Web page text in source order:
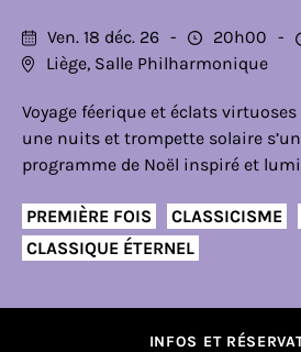
Ven. 18 déc. 26 20h00
Liège, Salle Philharmonique
Voyage féerique et éclats
une nuits et trompette solaire
programme de Noël inspiré et
PREMIÈRE FOIS CLASSICISME
CLASSIQUE ÉTERNEL
INFOS ET